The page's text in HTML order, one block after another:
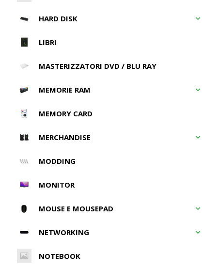
HARD DISK
LIBRI
MASTERIZZATORI DVD / BLU RAY
MEMORIE RAM
MEMORY CARD
MERCHANDISE
MODDING
MONITOR
MOUSE E MOUSEPAD
NETWORKING
NOTEBOOK